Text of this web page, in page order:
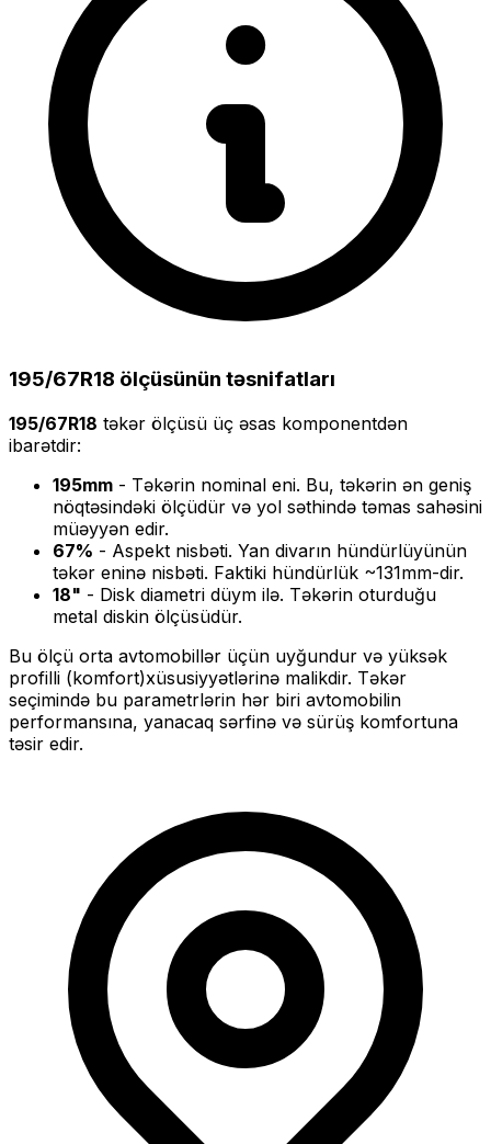
195/67R18 ölçüsünün təsnifatları
195/67R18 təkər ölçüsü üç əsas komponentdən
ibarətdir:
195mm - Təkərin nominal eni. Bu, təkərin ən geniş
nöqtəsindəki ölçüdür və yol səthində təmas sahəsini
müəyyən edir.
67% - Aspekt nisbəti. Yan divarın hündürlüyünün
təkər eninə nisbəti. Faktiki hündürlük ~131mm-dir.
18" - Disk diametri düym ilə. Təkərin oturduğu
metal diskin ölçüsüdür.
Bu ölçü orta avtomobillər üçün uyğundur və yüksək
profilli (komfort)xüsusiyyətlərinə malikdir. Təkər
seçimində bu parametrlərin hər biri avtomobilin
performansına, yanacaq sərfinə və sürüş komfortuna
təsir edir.